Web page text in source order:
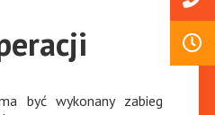
być wykonany zabieg